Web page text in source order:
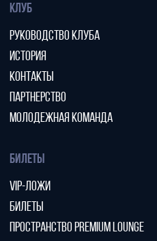
КЛУБ
РУКОВОДСТВО КЛУБА
ИСТОРИЯ
КОНТАКТЫ
ПАРТНЕРСТВО
МОЛОДЕЖНАЯ КОМАНДА
БИЛЕТЫ
VIP-ЛОЖИ
БИЛЕТЫ
ПРОСТРАНСТВО PREMIUM LOUNGE